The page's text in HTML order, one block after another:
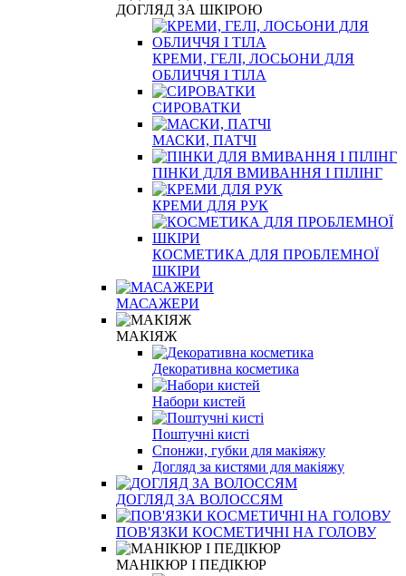
ДОГЛЯД ЗА ШКІРОЮ
КРЕМИ, ГЕЛІ, ЛОСЬОНИ ДЛЯ
ОБЛИЧЧЯ І ТІЛА
СИРОВАТКИ
МАСКИ, ПАТЧІ
ПІНКИ ДЛЯ ВМИВАННЯ І ПІЛІНГ
КРЕМИ ДЛЯ РУК
КОСМЕТИКА ДЛЯ ПРОБЛЕМНОЇ
ШКІРИ
МАСАЖЕРИ
МАКІЯЖ
Декоративна косметика
Набори кистей
Поштучні кисті
Спонжи, губки для макіяжу
Догляд за кистями для макіяжу
ДОГЛЯД ЗА ВОЛОССЯМ
ПОВ'ЯЗКИ КОСМЕТИЧНІ НА ГОЛОВУ
МАНІКЮР І ПЕДІКЮР